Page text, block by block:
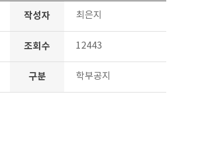
작성자 최은지
조회수 12443
구분 학부공지